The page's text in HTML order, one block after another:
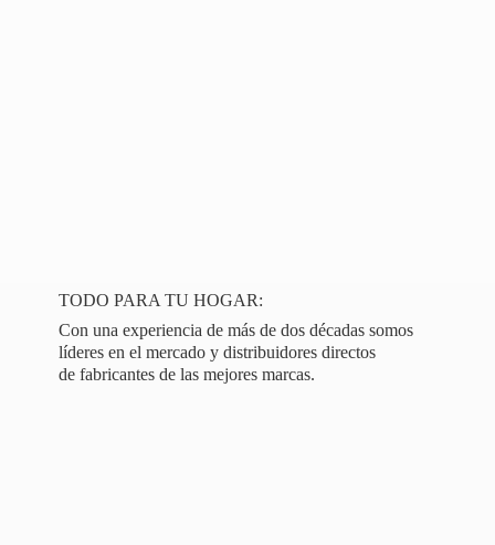
TODO PARA TU HOGAR:
Con una experiencia de más de dos décadas somos
líderes en el mercado y distribuidores directos
de fabricantes de las mejores marcas.